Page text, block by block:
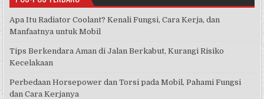
o
k
p
Apa Itu Radiator Coolant? Kenali Fungsi, Cara Kerja, dan
Manfaatnya untuk Mobil
Tips Berkendara Aman di Jalan Berkabut, Kurangi Risiko
Kecelakaan
Perbedaan Horsepower dan Torsi pada Mobil, Pahami Fungsi
dan Cara Kerjanya